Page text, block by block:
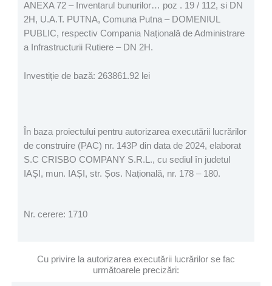
ANEXA 72 – Inventarul bunurilor… poz . 19 / 112, si DN
2H, U.A.T. PUTNA, Comuna Putna – DOMENIUL
PUBLIC, respectiv Compania Națională de Administrare
a Infrastructurii Rutiere – DN 2H.
Investiție de bază: 263861.92 lei
În baza proiectului pentru autorizarea executării lucrărilor
de construire (PAC) nr. 143P din data de 2024, elaborat
S.C CRISBO COMPANY S.R.L., cu sediul în judetul
IAȘI, mun. IAȘI, str. Șos. Națională, nr. 178 – 180.
Nr. cerere: 1710
Cu privire la autorizarea executării lucrărilor se fac
următoarele precizări: